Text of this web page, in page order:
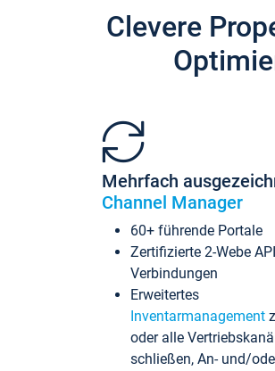
Clevere
Mehrfach
Channel Manager
60+ führende Portale
Zertifizierte 2-Webe
Verbindungen
Erweitertes
Inventarmanagement
oder alle
schließen, An- und/